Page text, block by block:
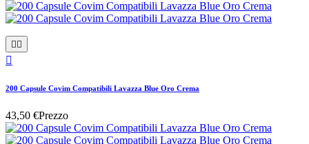


200 Capsule Covim Compatibili Lavazza Blue Oro Crema
43,50 €Prezzo